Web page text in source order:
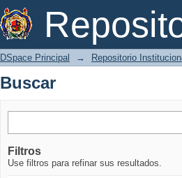
Buscar
DSpace Principal → Repositorio
Buscar
Filtros
Use filtros para refinar sus resultados.